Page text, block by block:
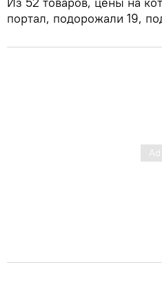
портал, подорожали 19,